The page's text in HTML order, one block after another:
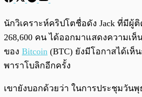
พร้อมเล่น
นักวิเคราะห์คริปโตชื่อดัง Jack ที่มีผู้
268,600 คน ได้ออกมาแสดงความเห็
ของ Bitcoin (BTC) ยังมีโอกาสได้เห็
พาราโบลิกอีกครั้ง
เขายังบอกด้วยว่า ในการประชุมวัน